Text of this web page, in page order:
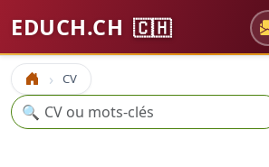
EDUCH.CH 🇨🇭
Accueil CV
Recherche
🔍